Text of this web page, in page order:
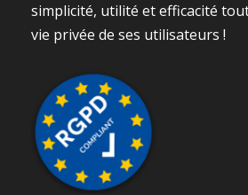
simplicité, utilité et efficacité
vie privée de ses utilisateurs !